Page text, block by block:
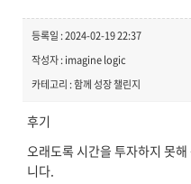
등록일 : 2024-02-19 22:37
작성자 : imagine logic
카테고리 : 함께 성장 챌린지
후기
오래도록 시간을 투자하지 못
니다.